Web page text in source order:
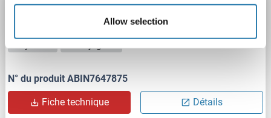
Allow selection
UGCGL2 anticorps
Reactivité: Humain WB, IHC, ICC, IP
N° du produit ABIN7647875
Fiche technique Détails